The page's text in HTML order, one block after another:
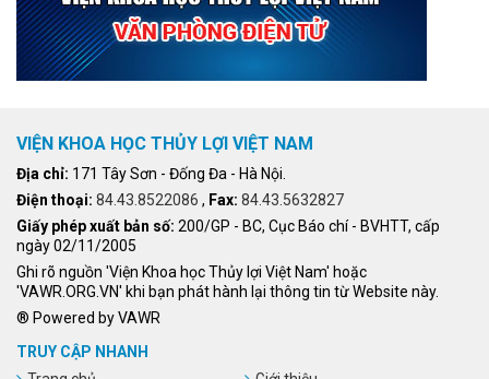
VIỆN KHOA HỌC THỦY LỢI VIỆT NAM
Địa chỉ: 171 Tây Sơn - Đống Đa - Hà Nội.
Điện thoại: 84.43.8522086 , Fax: 84.43.5632827
Giấy phép xuất bản số: 200/GP - BC, Cục Báo chí - BVHTT, cấp
ngày 02/11/2005
Ghi rõ nguồn 'Viện Khoa học Thủy lợi Việt Nam' hoặc
'VAWR.ORG.VN' khi bạn phát hành lại thông tin từ Website này.
® Powered by VAWR
TRUY CẬP NHANH